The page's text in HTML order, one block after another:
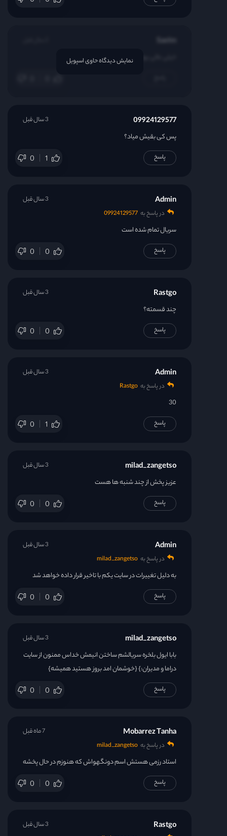
Saelm
خیلی عالی بود حیف که کم بودنمایش دیدگاه حاوی اسپویل
09924129577
پس کی بقیش میاد؟
0 1
3 سال قبل
پاسخ
Admin
در پاسخ به 09924129577
سریال تمام شده است
0 0
3 سال قبل
پاسخ
Rastgo
چند قسمته؟
0 0
3 سال قبل
پاسخ
Admin
در پاسخ به Rastgo
30
0 1
3 سال قبل
پاسخ
milad_zangetso
عزیز پخش از چند شنبه ها هست
0 0
3 سال قبل
پاسخ
Admin
در پاسخ به milad_zangetso
به دلیل تغییرات در سایت یکم با تاخیر قرار داده خواهد شد
0 0
3 سال قبل
پاسخ
milad_zangetso
بابا ایول بلخره سریالشم ساختن انیمش خداس ممنون از سایت
دراما و مدیران:} {خوشمان امد بروز هستید همیشه}
0 0
3 سال قبل
پاسخ
Mobarrez Tanha
در پاسخ به milad_zangetso
استاد رزمی هستش اسم دونگهواش که هنوزم در حال پخشه
0 0
7 ماه قبل
پاسخ
Rastgo 3 سال قبل